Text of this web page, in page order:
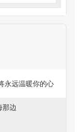
永远温暖你的心
那边